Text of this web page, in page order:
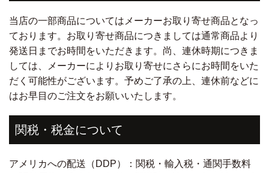
当店の一部商品についてはメーカーお取り寄せ商品となっ
ております。お取り寄せ商品につきましては通常商品より
発送日までお時間をいただきます。尚、連休時期につきま
しては、メーカーによりお取り寄せにさらにお時間をいた
だく可能性がございます。予めご了承の上、連休前などに
はお早目のご注文をお願いいたします。
関税・税金について
アメリカへの配送（DDP）：関税・輸入税・通関手数料